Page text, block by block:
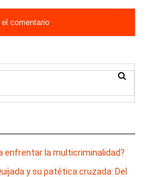
enfrentar la multicriminalidad?
y su patética cruzada: Del